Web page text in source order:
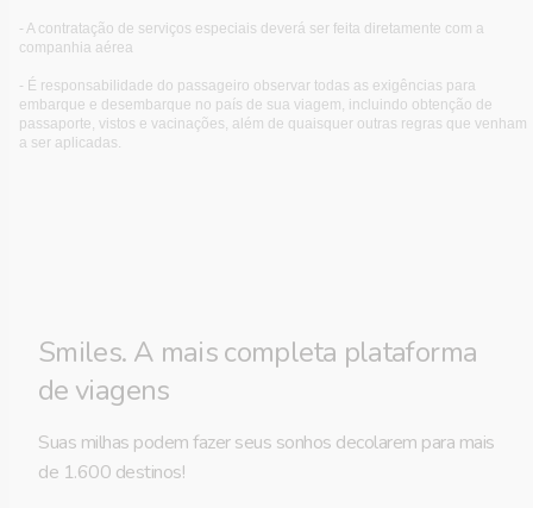
- A contratação de serviços especiais deverá ser feita diretamente com a
companhia aérea
- É responsabilidade do passageiro observar todas as exigências para
embarque e desembarque no país de sua viagem, incluindo obtenção de
passaporte, vistos e vacinações, além de quaisquer outras regras que venham
a ser aplicadas.
Smiles. A mais completa plataforma
de viagens
Suas milhas podem fazer seus sonhos decolarem para mais
de 1.600 destinos!